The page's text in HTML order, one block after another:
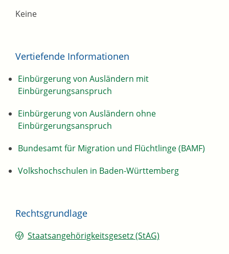
Keine
Vertiefende Informationen
Einbürgerung von Ausländern mit
Einbürgerungsanspruch
Einbürgerung von Ausländern ohne
Einbürgerungsanspruch
Bundesamt für Migration und Flüchtlinge (BAMF)
Volkshochschulen in Baden-Württemberg
Rechtsgrundlage
Staatsangehörigkeitsgesetz (StAG)